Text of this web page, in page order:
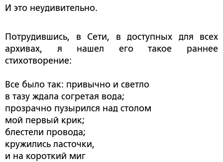
И это неудивительно.
Потрудившись, в Сети, в доступных для всех
архивах, я нашел его такое раннее
стихотворение:
Все было так: привычно и светло
в тазу ждала согретая вода;
прозрачно пузырился над столом
мой первый крик;
блестели провода;
кружились ласточки,
и на короткий миг